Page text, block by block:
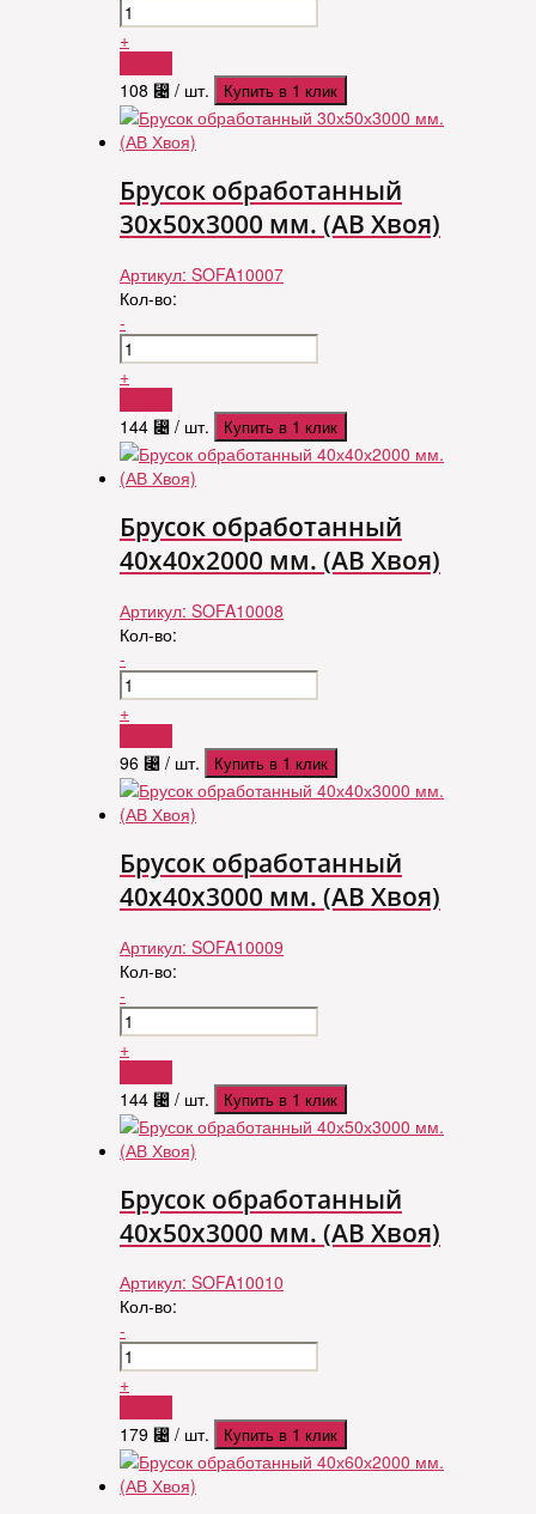
+
108 ⃄ / шт. Купить в 1 клик
Брусок обработанный
30х50х3000 мм. (АВ Хвоя)
Артикул: SOFA10007
Кол-во:
-
+
144 ⃄ / шт. Купить в 1 клик
Брусок обработанный
40х40х2000 мм. (АВ Хвоя)
Артикул: SOFA10008
Кол-во:
-
+
96 ⃄ / шт. Купить в 1 клик
Брусок обработанный
40х40х3000 мм. (АВ Хвоя)
Артикул: SOFA10009
Кол-во:
-
+
144 ⃄ / шт. Купить в 1 клик
Брусок обработанный
40х50х3000 мм. (АВ Хвоя)
Артикул: SOFA10010
Кол-во:
-
+
179 ⃄ / шт. Купить в 1 клик